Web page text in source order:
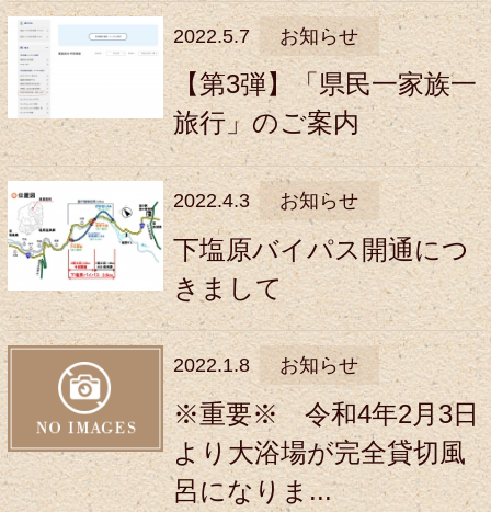
2022.5.7 お知らせ
【第3弾】「県民一家族一
旅行」のご案内
2022.4.3 お知らせ
下塩原バイパス開通につ
きまして
2022.1.8 お知らせ
※重要※ 令和4年2月3日
より大浴場が完全貸切風
呂になりま...